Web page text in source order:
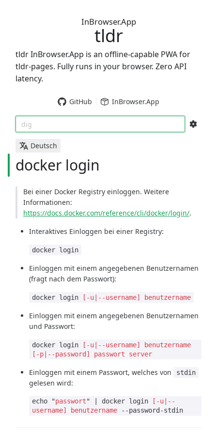
InBrowser.App
tldr
tldr InBrowser.App is an offline-capable PWA for
tldr-pages. Fully runs in your browser. Zero API
latency.
GitHub InBrowser.App
dig
Deutsch
docker login
Bei einer Docker Registry einloggen. Weitere
Informationen:
https://docs.docker.com/reference/cli/docker/login/.
Interaktives Einloggen bei einer Registry:
docker login
Einloggen mit einem angegebenen Benutzernamen
(fragt nach dem Passwort):
docker login [-u|--username] benutzername
Einloggen mit einem angegebenen Benutzernamen
und Passwort:
docker login [-u|--username]
benutzername
[-p|--password]
passwort server
Einloggen mit einem Passwort, welches von stdin
gelesen wird:
echo "passwort" | docker login
[-u|--
username]
benutzername--password-stdin